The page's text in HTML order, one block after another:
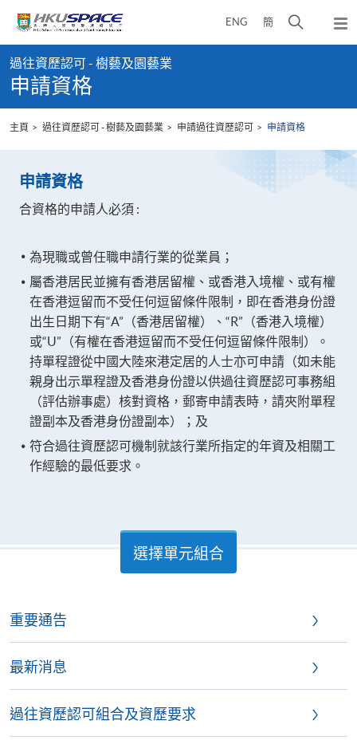
content
ENG 簡
開
面
彈
出
content
start
過往資歷認可 - 樹藝及園藝業
申請資格
主頁 過往資歷認可 - 樹藝及園藝業 申請過往資歷認可 申請資格
申請資格
合資格的申請人必須 :
為現職或曾任職申請行業的從業員；
屬香港居民並擁有香港居留權、或香港入境權、或有權
在香港逗留而不受任何逗留條件限制，即在香港身份證
出生日期下有“A”（香港居留權）、“R”（香港入境權）
或“U”（有權在香港逗留而不受任何逗留條件限制）。
持單程證從中國大陸來港定居的人士亦可申請（如未能
親身出示單程證及香港身份證以供過往資歷認可事務組
（評估辦事處）核對資格，郵寄申請表時，請夾附單程
證副本及香港身份證副本）；及
符合過往資歷認可機制就該行業所指定的年資及相關工
作經驗的最低要求。
選擇單元組合
重要通告
最新消息
過往資歷認可組合及資歷要求